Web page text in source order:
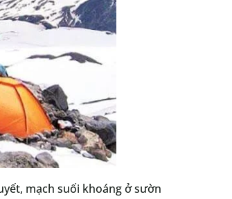
mạch suối khoáng ở sườn